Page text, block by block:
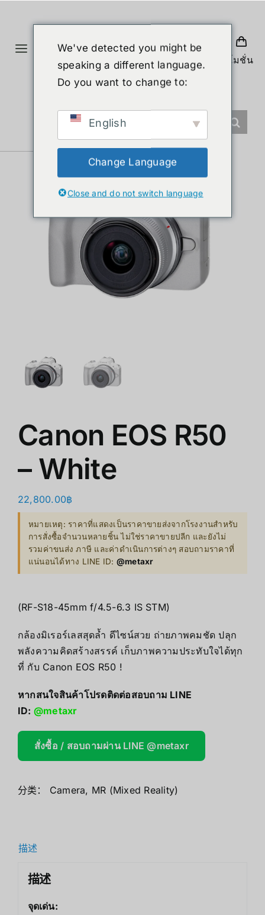
Toggle
Navigation
关于我们
โปรโมชั่น
Canon EOS R50
– White
22,800.00฿
หมายเหตุ: ราคาที่แสดงเป็นราคาขายส่งจากโรงงานสำหรับ
การสั่งซื้อจำนวนหลายชิ้น ไม่ใช่ราคาขายปลีก และยังไม่
รวมค่าขนส่ง ภาษี และค่าดำเนินการต่างๆ สอบถามราคาที่
แน่นอนได้ทาง LINE ID: @metaxr
(RF-S18-45mm f/4.5-6.3 IS STM)
กล้องมิเรอร์เลสสุดล้ำ ดีไซน์สวย ถ่ายภาพคมชัด ปลุก
พลังความคิดสร้างสรรค์ เก็บภาพความประทับใจได้ทุก
ที่ กับ Canon EOS R50 !
หากสนใจสินค้าโปรดติดต่อสอบถาม LINE
ID: @metaxr
สั่งซื้อ / สอบถามผ่าน LINE @metaxr
分类： Camera, MR (Mixed Reality)
描述
描述
จุดเด่น:
We've detected you might be
speaking a different language.
Do you want to change to:
English
Change Language
Close and do not switch language